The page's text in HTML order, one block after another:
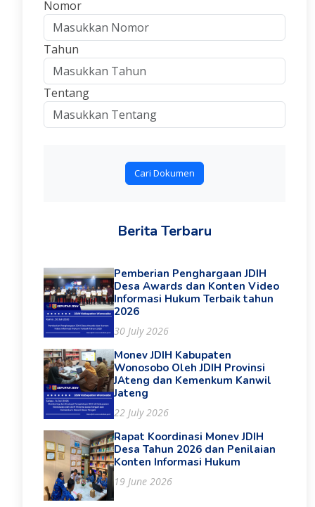
Nomor
Tahun
Tentang
Cari Dokumen
Berita Terbaru
Pemberian Penghargaan JDIH
Desa Awards dan Konten Video
Informasi Hukum Terbaik tahun
2026
30 July 2026
Monev JDIH Kabupaten
Wonosobo Oleh JDIH Provinsi
JAteng dan Kemenkum Kanwil
Jateng
22 July 2026
Rapat Koordinasi Monev JDIH
Desa Tahun 2026 dan Penilaian
Konten Informasi Hukum
19 June 2026